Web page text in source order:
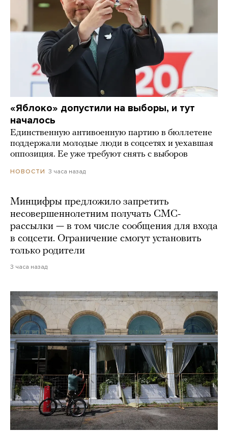
«Яблоко» допустили на выборы, и тут
началось
Единственную антивоенную партию в бюллетене
поддержали молодые люди в соцсетях и уехавшая
оппозиция. Ее уже требуют снять с выборов
НОВОСТИ 3 часа назад
Минцифры предложило запретить
несовершеннолетним получать СМС-
рассылки — в том числе сообщения для входа
в соцсети. Ограничение смогут установить
только родители
3 часа назад